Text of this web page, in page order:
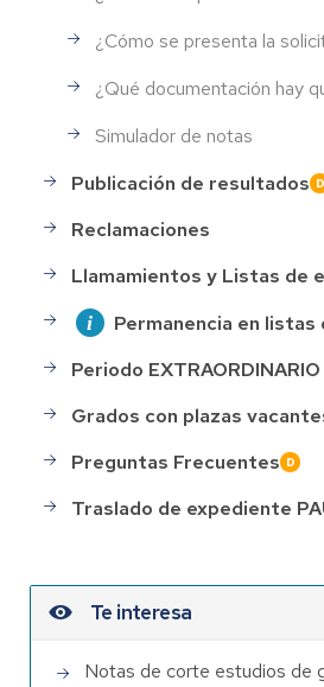
¿Cómo se presenta la
¿Qué documentación hay
Simulador de notas
Publicación de resultados
Reclamaciones
Llamamientos y Listas de
Permanencia en listas
Periodo
Grados con plazas
Preguntas Frecuentes
Traslado de expediente
Te interesa
Notas de corte estudios de